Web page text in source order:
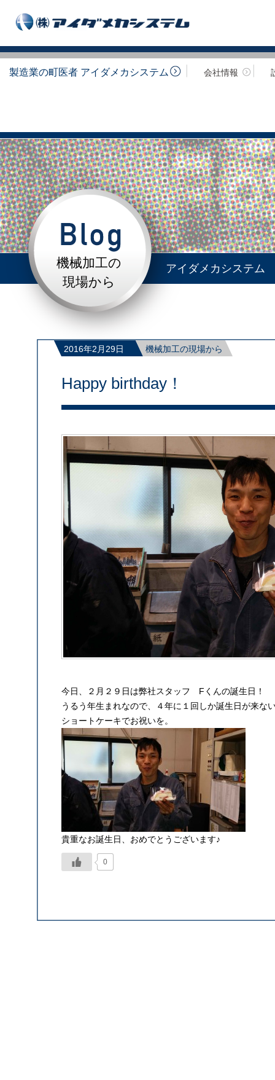
製造業の町医者 アイダメカシステム 会社情報
機械加工の
現場から
アイダメカシステム
2016年2月29日 機械加工の現場から
Happy birthday！
今日、２月２９日は弊社スタッフ Fくんの誕生日！
うるう年生まれなので、４年に１回しか誕生日が来な
ショートケーキでお祝いを。
貴重なお誕生日、おめでとうございます♪
0